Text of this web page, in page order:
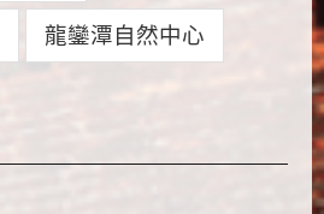
龍鑾潭自然中心